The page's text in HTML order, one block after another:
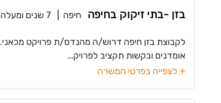
בזן -בתי זיקוק בחיפה חיפה 7 שנים ומעלה
אומדנים ובקשות תקציב לפרויק...
+ לצפייה בפרטי המשרה